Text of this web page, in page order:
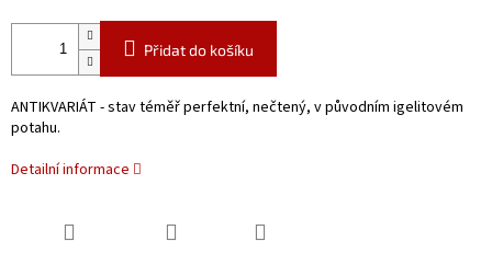
Přidat do košíku
ANTIKVARIÁT - stav téměř perfektní, nečtený, v původním igelitovém
potahu.
Detailní informace